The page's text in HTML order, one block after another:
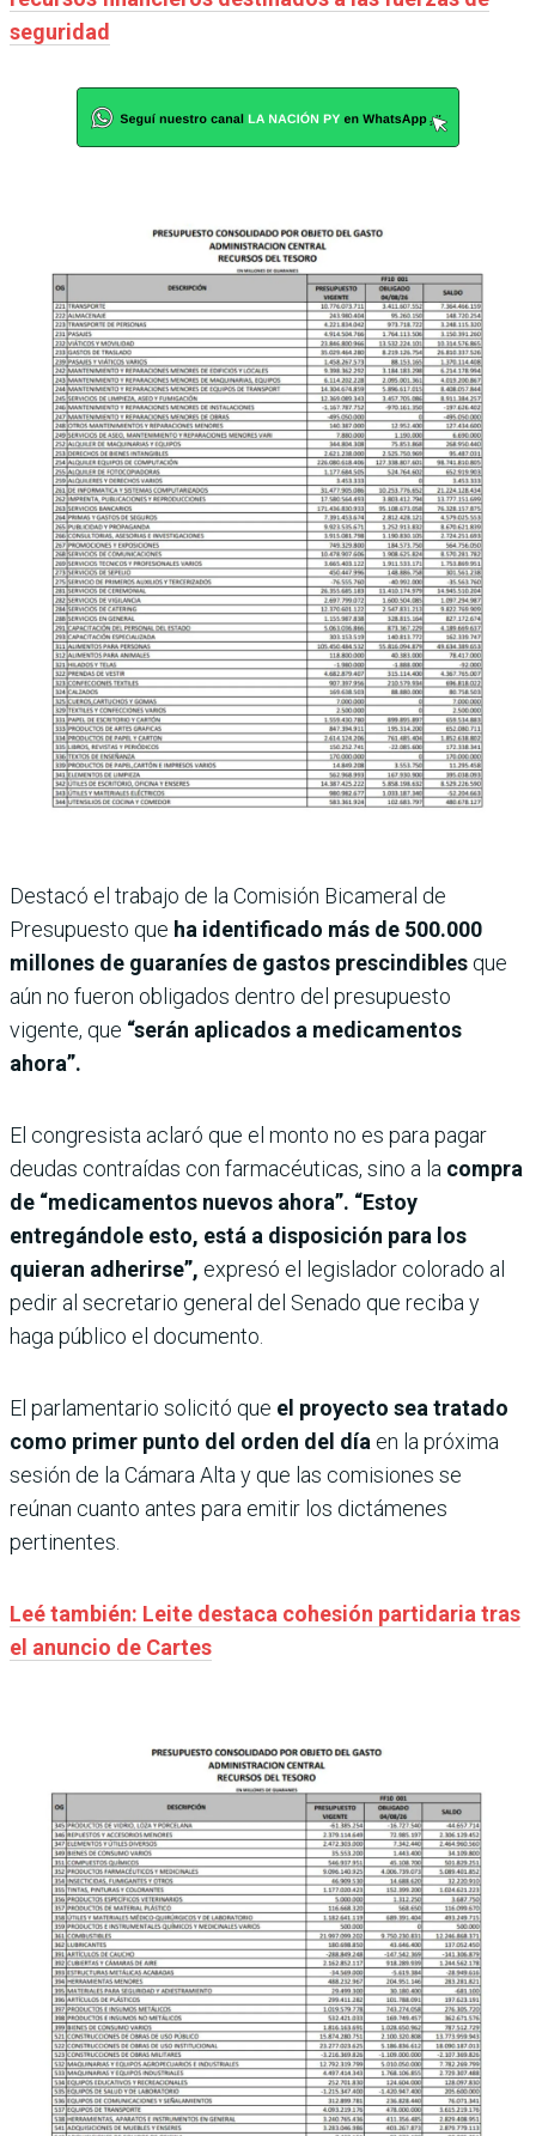
seguridad
Destacó el trabajo de la Comisión Bicameral de
Presupuesto que ha identificado más de 500.000
millones de guaraníes de gastos prescindibles que
aún no fueron obligados dentro del presupuesto
vigente, que “serán aplicados a medicamentos
ahora”.
El congresista aclaró que el monto no es para pagar
deudas contraídas con farmacéuticas, sino a la compra
de “medicamentos nuevos ahora”. “Estoy
entregándole esto, está a disposición para los
quieran adherirse”, expresó el legislador colorado al
pedir al secretario general del Senado que reciba y
haga público el documento.
El parlamentario solicitó que el proyecto sea tratado
como primer punto del orden del día en la próxima
sesión de la Cámara Alta y que las comisiones se
reúnan cuanto antes para emitir los dictámenes
pertinentes.
Leé también: Leite destaca cohesión partidaria tras
el anuncio de Cartes